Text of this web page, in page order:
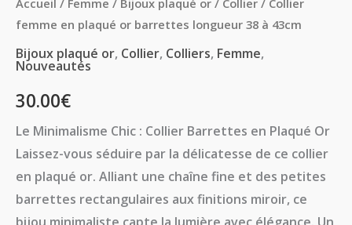
Accueil / Femme / Bijoux plaqué or / Collier / Collier
femme en plaqué or barrettes longueur 38 à 43cm
Bijoux plaqué or, Collier, Colliers, Femme,
Nouveautés
30.00€
Le Minimalisme Chic : Collier Barrettes en Plaqué Or
Laissez-vous séduire par la délicatesse de ce collier
en plaqué or. Alliant une chaîne fine et des petites
barrettes rectangulaires aux finitions miroir, ce